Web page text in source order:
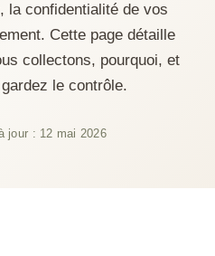
la confidentialité de vos
Cette page détaille
collectons, pourquoi, et
le contrôle.
jour : 12 mai 2026